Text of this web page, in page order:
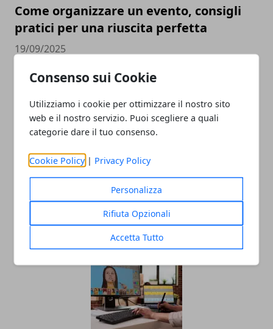
Consenso sui Cookie
Utilizziamo i cookie per ottimizzare il nostro sito
web e il nostro servizio. Puoi scegliere a quali
categorie dare il tuo consenso.
Cookie Policy | Privacy Policy
Personalizza
Rifiuta Opzionali
Accetta Tutto
Come organizzare un evento, consigli
pratici per una riuscita perfetta
19/09/2025
Come usare Instagram per promuovere
la tua attività online?